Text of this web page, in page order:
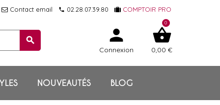
Contact email local_phone 02.28.07.39.80 COMPTOIR PRO
search person
Connexion
shopping_basket
0,00 €
0
NOUVEAUTÉS BLOG